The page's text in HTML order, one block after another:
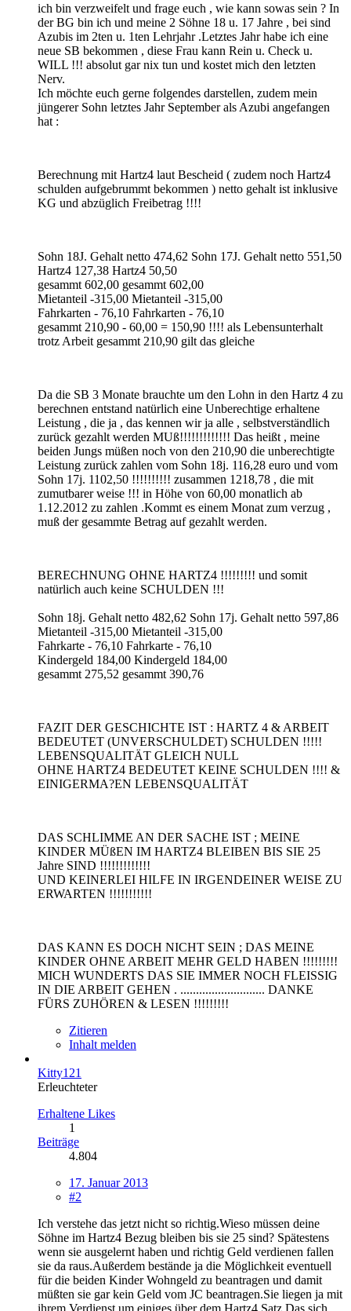
ich bin verzweifelt und frage euch , wie kann sowas sein ? In
der BG bin ich und meine 2 Söhne 18 u. 17 Jahre , bei sind
Azubis im 2ten u. 1ten Lehrjahr .Letztes Jahr habe ich eine
neue SB bekommen , diese Frau kann Rein u. Check u.
WILL !!! absolut gar nix tun und kostet mich den letzten
Nerv.
Ich möchte euch gerne folgendes darstellen, zudem mein
jüngerer Sohn letztes Jahr September als Azubi angefangen
hat :
Berechnung mit Hartz4 laut Bescheid ( zudem noch Hartz4
schulden aufgebrummt bekommen ) netto gehalt ist inklusive
KG und abzüglich Freibetrag !!!!
Sohn 18J. Gehalt netto 474,62 Sohn 17J. Gehalt netto 551,50
Hartz4 127,38 Hartz4 50,50
gesammt 602,00 gesammt 602,00
Mietanteil -315,00 Mietanteil -315,00
Fahrkarten - 76,10 Fahrkarten - 76,10
gesammt 210,90 - 60,00 = 150,90 !!!! als Lebensunterhalt
trotz Arbeit gesammt 210,90 gilt das gleiche
Da die SB 3 Monate brauchte um den Lohn in den Hartz 4 zu
berechnen entstand natürlich eine Unberechtige erhaltene
Leistung , die ja , das kennen wir ja alle , selbstverständlich
zurück gezahlt werden MUß!!!!!!!!!!!!! Das heißt , meine
beiden Jungs müßen noch von den 210,90 die unberechtigte
Leistung zurück zahlen vom Sohn 18j. 116,28 euro und vom
Sohn 17j. 1102,50 !!!!!!!!!! zusammen 1218,78 , die mit
zumutbarer weise !!! in Höhe von 60,00 monatlich ab
1.12.2012 zu zahlen .Kommt es einem Monat zum verzug ,
muß der gesammte Betrag auf gezahlt werden.
BERECHNUNG OHNE HARTZ4 !!!!!!!!! und somit
natürlich auch keine SCHULDEN !!!
Sohn 18j. Gehalt netto 482,62 Sohn 17j. Gehalt netto 597,86
Mietanteil -315,00 Mietanteil -315,00
Fahrkarte - 76,10 Fahrkarte - 76,10
Kindergeld 184,00 Kindergeld 184,00
gesammt 275,52 gesammt 390,76
FAZIT DER GESCHICHTE IST : HARTZ 4 & ARBEIT
BEDEUTET (UNVERSCHULDET) SCHULDEN !!!!!
LEBENSQUALITÄT GLEICH NULL
OHNE HARTZ4 BEDEUTET KEINE SCHULDEN !!!! &
EINIGERMA?EN LEBENSQUALITÄT
DAS SCHLIMME AN DER SACHE IST ; MEINE
KINDER MÜßEN IM HARTZ4 BLEIBEN BIS SIE 25
Jahre SIND !!!!!!!!!!!!!
UND KEINERLEI HILFE IN IRGENDEINER WEISE ZU
ERWARTEN !!!!!!!!!!!
DAS KANN ES DOCH NICHT SEIN ; DAS MEINE
KINDER OHNE ARBEIT MEHR GELD HABEN !!!!!!!!!
MICH WUNDERTS DAS SIE IMMER NOCH FLEISSIG
IN DIE ARBEIT GEHEN . ........................... DANKE
FÜRS ZUHÖREN & LESEN !!!!!!!!!
Zitieren
Inhalt melden
Kitty121
Erleuchteter
Erhaltene Likes
1
Beiträge
4.804
17. Januar 2013
#2
Ich verstehe das jetzt nicht so richtig.Wieso müssen deine
Söhne im Hartz4 Bezug bleiben bis sie 25 sind? Spätestens
wenn sie ausgelernt haben und richtig Geld verdienen fallen
sie da raus.Außerdem bestände ja die Möglichkeit eventuell
für die beiden Kinder Wohngeld zu beantragen und damit
müßten sie gar kein Geld vom JC beantragen.Sie liegen ja mit
ihrem Verdienst um einiges über dem Hartz4 Satz.Das sich